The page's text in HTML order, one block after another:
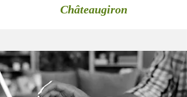
Châteaugiron